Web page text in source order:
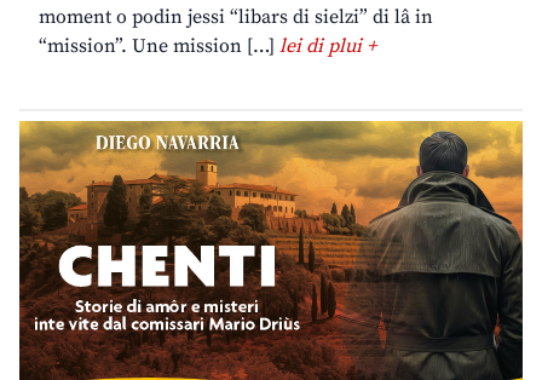
moment o podin jessi “libars di sielzi” di lâ in
“mission”. Une mission […] lei di plui +